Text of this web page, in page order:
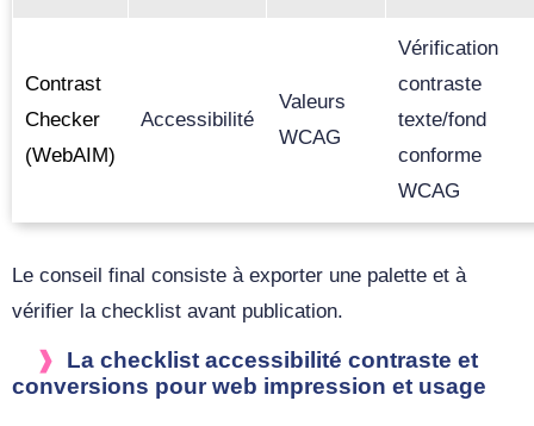
Contrast
Checker
(WebAIM)
Accessibilité
Valeurs
WCAG
Vérification
contraste
texte/fond
conforme
WCAG
Le conseil final consiste à exporter une palette et à
vérifier la checklist avant publication.
La checklist accessibilité contraste et
conversions pour web impression et usage